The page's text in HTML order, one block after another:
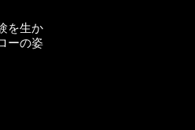
を生か
ーの姿